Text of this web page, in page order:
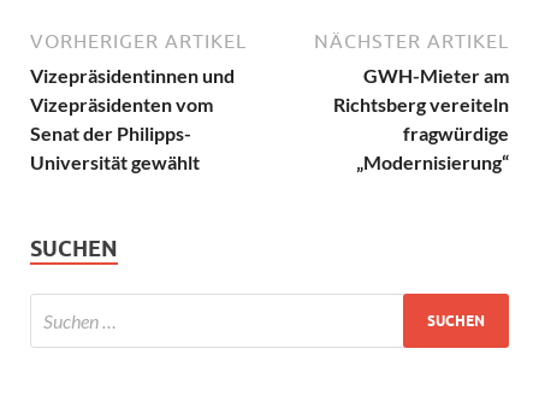
VORHERIGER ARTIKEL
Vizepräsidentinnen und
Vizepräsidenten vom
Senat der Philipps-
Universität gewählt
NÄCHSTER ARTIKEL
GWH-Mieter am
Richtsberg vereiteln
fragwürdige
„Modernisierung“
SUCHEN